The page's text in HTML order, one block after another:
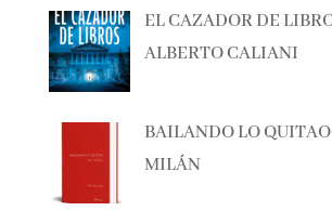
ALBERTO CALIANI